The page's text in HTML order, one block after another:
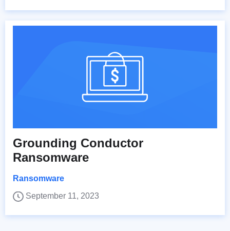
Grounding Conductor
Ransomware
Ransomware
September 11, 2023